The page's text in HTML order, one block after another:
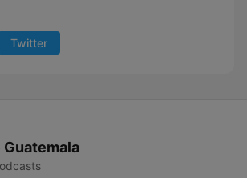
Twitter
Guatemala